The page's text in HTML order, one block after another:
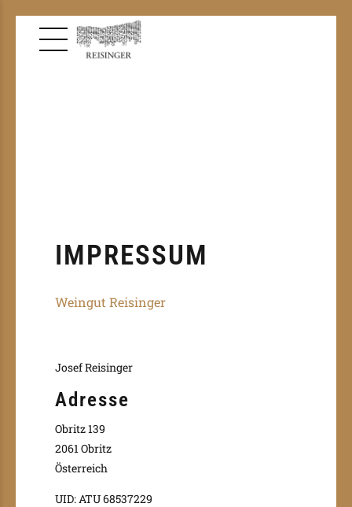
IMPRESSUM
Weingut Reisinger
Josef Reisinger
Adresse
Obritz 139
2061 Obritz
Österreich
UID: ATU 68537229